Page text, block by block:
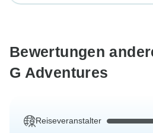
Bewertungen
G Adventures
Reiseveranstalter